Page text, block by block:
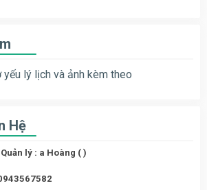
lý lịch và ảnh kèm theo
Hệ
Quản lý : a Hoàng ( )